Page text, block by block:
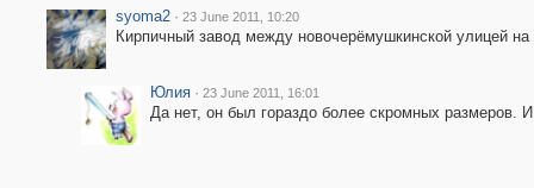
syoma2 · 23 June 2011, 10:20
Кирпичный завод между новочерёмушкинской улицей
Юлия · 23 June 2011, 16:01
Да нет, он был гораздо более скромных размеров.